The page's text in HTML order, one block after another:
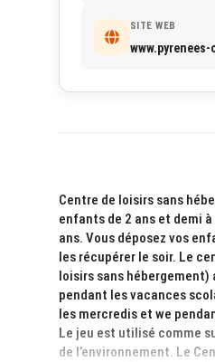
Centre de loisirs sans
enfants de 2 ans et demi à
ans. Vous déposez vos
les récupérer le soir. Le
loisirs sans
pendant les vacances
les mercredis et we
Le jeu est utilisé comme
de l’environnement. Le
SITE WEB